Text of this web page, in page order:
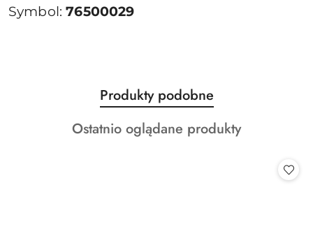
Symbol:76500029
Pomiń karuzelę produktów
Produkty
o
statusie:
Produkty podobne
Produkty
Ostatnio oglądane produkty